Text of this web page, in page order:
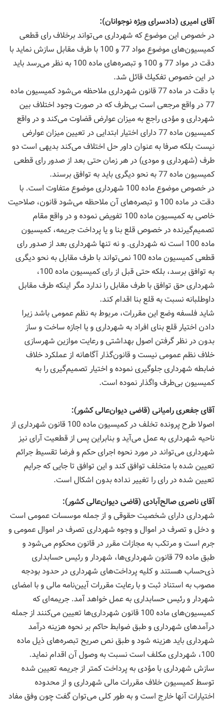
آقای امیری (دادسرای ویژه نوجوانان):
در خصوص این موضوع كه شهرداری می‌تواند برخلاف رای قطعی
كمیسیون‌های موضوع مواد 77 و 100 با طرف مقابل سازش نماید با
دقت در مواد 77 و 100 و تبصره‌های ماده 100 به نظر می‌رسد باید
در این خصوص تفكیك قائل شد.
با دقت در ماده 77 قانون شهرداری ملاحظه می‌شود كمیسیون ماده
77 در واقع مرجعی است بی‌طرف كه در صورت وجود اختلاف بین
شهرداری و مؤدی راجع به میزان عوارض قضاوت می‌كند و در واقع
كمیسیون ماده 77 دارای اختیار ابتدایی در تعیین میزان عوارض
نیست بلكه صرفا به عنوان داور حل اختلاف می‌كند بدیهی است دو
طرف (شهرداری و مودی) در هر زمان حتی بعد از صدور رای قطعی
كمیسیون ماده 77 به نحو دیگری باید به توافق برسند.
در خصوص موضوع ماده 100 شهرداری موضوع متفاوت است. با
دقت در ماده 100 و تبصره‌های آن ملاحظه می‌شود قانون، صلاحیت
خاصی به كمیسیون ماده 100 تفویض نموده و در واقع مقام
تصمیم‌گیرنده در خصوص قلع بنا و یا پرداخت جریمه، كمیسیون
ماده 100 است نه شهرداری. و نه تنها شهرداری بعد از صدور رای
قطعی كمیسیون ماده 100 نمی‌تواند با طرف مقابل به نحو دیگری
به توافق برسد، بلكه حتی قبل از رای كمیسیون ماده 100،
شهرداری حق توافق با طرف مقابل را ندارد مگر اینكه طرف مقابل
داوطلبانه نسبت به قلع بنا اقدام كند.
شاید فلسفه وضع این مقررات، مربوط به نظم عمومی باشد زیرا
دادن اختیار قلع بنای افراد به شهرداری و یا اجازه ساخت و ساز
بدون در نظر گرفتن اصول بهداشتی و رعایت موازین شهرسازی
خلاف نظم عمومی نیست و قانون‌گذار آگاهانه از عملكرد خلاف
ضابطه شهرداری جلوگیری نموده و اختیار تصمیم‌گیری را به
كمیسیون بی‌طرف واگذار نموده است.
آقای جفعری رامیانی (قاضی دیوان‌عالی كشور):
اصولا طرح پرونده تخلف در كمیسیون ماده 100 قانون شهرداری از
ناحیه شهرداری به عمل می‌آید و بنابراین پس از قطعیت آرای نیز
شهرداری می‌تواند در مورد نحوه اجرای حكم و فرضا تقسیط جرائم
تعیین شده با متخلف توافق كند و این توافق تا جایی كه جرایم
تعیین شده در رای را تغییر نداده بدون اشكال است.
آقای ناصری صالح‌آبادی (قاضی دیوان‌عالی كشور):
شهرداری دارای شخصیت حقوقی و از جمله موسسات عمومی است
و دخل و تصرف در اموال و وجوه شهرداری تصرف در اموال عمومی و
جرم است و مرتكب به مجازات مقرر در قانون محكوم می‌شود و
طبق ماده 79 قانون شهرداری‌ها، شهردار و رئیس حسابداری
ذی‌حساب هستند و كلیه پرداخت‌های شهرداری در حدود بودجه
مصوب به استناد ثبت و با رعایت مقررات آیین‌نامه مالی و با امضای
شهردار و رئیس حسابداری به عمل خواهد آمد. جریمه‌ای كه
كمیسیون‌های ماده 100 قانون شهرداری‌ها تعیین می‌كنند از جمله
درآمدهای شهرداری و طبق ضوابط حاكم بر نحوه هزینه درآمد
شهرداری باید هزینه شود و طبق نص صریح تبصره‌های ذیل ماده
100، شهرداری مكلف است نسبت به وصول آن اقدام نماید.
سازش شهرداری با مؤدی به پرداخت كمتر از جریمه تعیین شده
توسط كمیسیون خلاف مقررات مالی شهرداری و از محدوده
اختیارات آنها خارج است و به طور كلی می‌توان گفت چون وفق مفاد